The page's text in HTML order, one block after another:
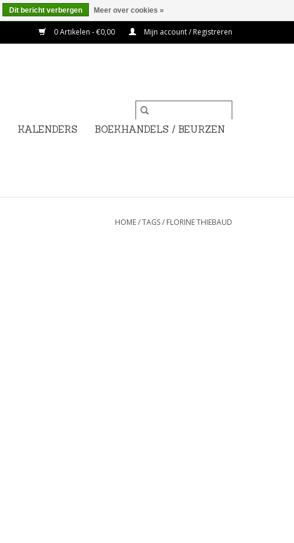
0 Artikelen - €0,00 Mijn account / Registreren
KALENDERS BOEKHANDELS / BEURZEN
HOME/TAGS/ FLORINE THIEBAUD
Dit bericht verbergen Meer over cookies »